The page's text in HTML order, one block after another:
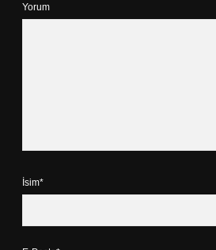
Yorum
İsim*